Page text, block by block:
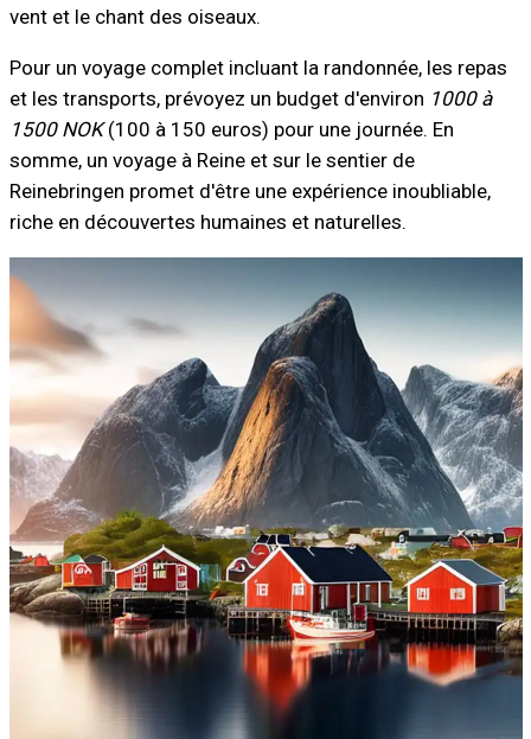
vent et le chant des oiseaux.
Pour un voyage complet incluant la randonnée, les repas
et les transports, prévoyez un budget d'environ 1000 à
1500 NOK(100 à 150 euros) pour une journée. En
somme, un voyage à Reine et sur le sentier de
Reinebringen promet d'être une expérience inoubliable,
riche en découvertes humaines et naturelles.